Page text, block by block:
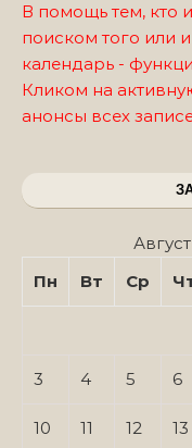
В помощь тем, кто
поиском того или
календарь -
Кликом на
анонсы всех
Пн
Вт Ср
3 4 5 6
10 11 12 13